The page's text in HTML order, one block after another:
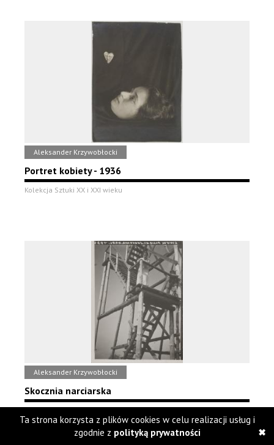
Aleksander Krzywobłocki
Portret kobiety - 1936
Kolekcja Sztuki XX i XXI wieku
Aleksander Krzywobłocki
Skocznia narciarska
Kolekcja Sztuki XX i XXI wieku
Ta strona korzysta z plików cookies w celu realizacji usług i
zgodnie z polityką prywatności